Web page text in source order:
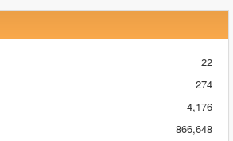
22
274
4,176
866,648